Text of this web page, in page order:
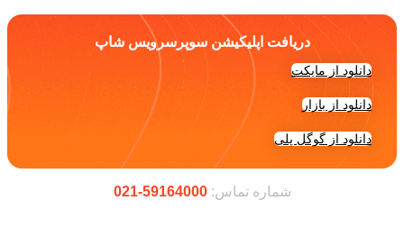
دریافت اپلیکیشن سوپرسرویس شاپ
دانلود از مایکت
دانلود از بازار
دانلود از گوگل پلی
شماره تماس:59164000-021